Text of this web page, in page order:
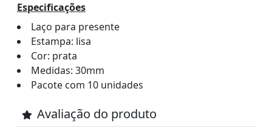
Especificações
Laço para presente
Estampa: lisa
Cor: prata
Medidas: 30mm
Pacote com 10 unidades
Avaliação do produto